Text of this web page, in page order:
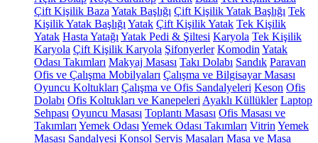
Çift Kişilik Baza Yatak Başlığı Çift Kişilik Yatak Başlığı Tek
Kişilik Yatak Başlığı Yatak Çift Kişilik Yatak Tek Kişilik
Yatak Hasta Yatağı Yatak Pedi & Şiltesi Karyola Tek Kişilik
Karyola Çift Kişilik Karyola Şifonyerler Komodin Yatak
Odası Takımları Makyaj Masası Takı Dolabı Sandık Paravan
Ofis ve Çalışma Mobilyaları Çalışma ve Bilgisayar Masası
Oyuncu Koltukları Çalışma ve Ofis Sandalyeleri Keson Ofis
Dolabı Ofis Koltukları ve Kanepeleri Ayaklı Küllükler Laptop
Sehpası Oyuncu Masası Toplantı Masası Ofis Masası ve
Takımları Yemek Odası Yemek Odası Takımları Vitrin Yemek
Masası Sandalyesi Konsol Servis Masaları Masa ve Masa